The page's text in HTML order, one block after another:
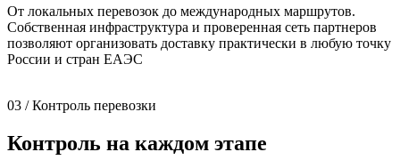
От локальных перевозок до международных маршрутов.
Собственная инфраструктура и проверенная сеть партнеров
позволяют организовать доставку практически в любую точку
России и стран ЕАЭС
03 / Контроль перевозки
Контроль на каждом этапе